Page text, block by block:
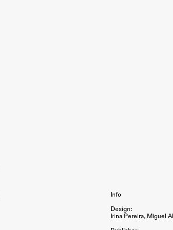
Info
Design:
Irina Pereira, Miguel